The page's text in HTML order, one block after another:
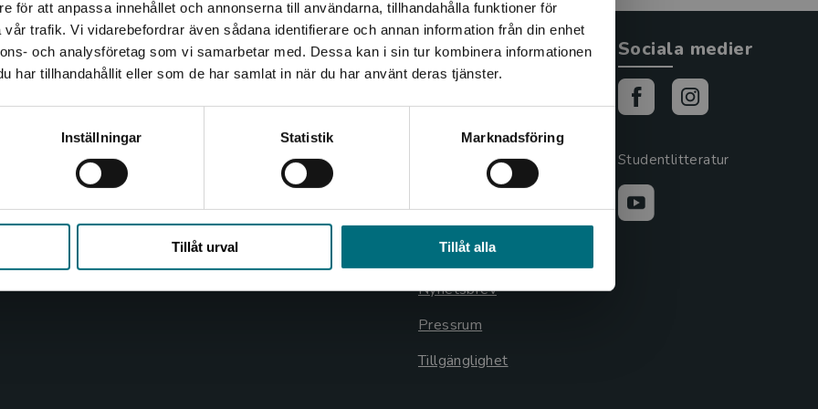
för att anpassa innehållet och annonserna till användarna, tillhandahålla funktioner för
trafik. Vi vidarebefordrar även sådana identifierare och annan information från din enhet
och analysföretag som vi samarbetar med. Dessa kan i sin tur kombinera informationen
har tillhandahållit eller som de har samlat in när du har använt deras tjänster.
Inställningar Statistik Marknadsföring
Tillåt urval Tillåt alla
Det verkar som att du besöker nyponochviljaforlag.se via
en enhet utanför Sverige. Vi erbjuder inte leveranser
utanför Sverige. För att kunna slutföra ett köp måste
leveransadressen vara i Sverige.
Kontakta oss
221 00 Lund
Besöksadress:
226 60 Lund
Kundservice
Frågor och svar
Allmänna länkar
Cookieinställningar
Lediga tjänster
Nyhetsbrev
Pressrum
Tillgänglighet
Sociala medier
Studentlitteratur